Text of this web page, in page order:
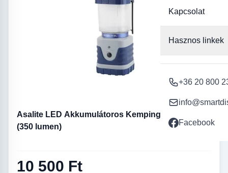
Kapcsolat
Hasznos linkek
+36 20 800
Facebook
Asalite LED Akkumulátoros Kemping Lámpa 8W
(350 lumen)
10 500 Ft